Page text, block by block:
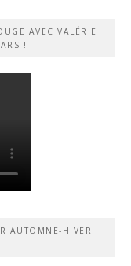
AVEC VALÉRIE
!
AUTOMNE-HIVER